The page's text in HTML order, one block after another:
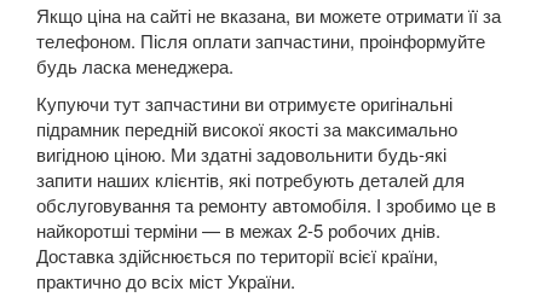
5 Series E61
5 Series F07 GT
5 Series F10
M5 F10
5 Series F11
Якщо ціна на сайті не вказана, ви можете отримати її за
телефоном. Після оплати запчастини, проінформуйте
будь ласка менеджера.
Купуючи тут запчастини ви отримуєте оригінальні
підрамник передній високої якості за максимально
вигідною ціною. Ми здатні задовольнити будь-які
запити наших клієнтів, які потребують деталей для
обслуговування та ремонту автомобіля. І зробимо це в
найкоротші терміни — в межах 2-5 робочих днів.
Доставка здійснюється по території всієї країни,
практично до всіх міст України.